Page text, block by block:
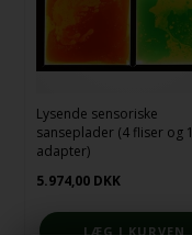
Lysende sensoriske
sanseplader (4 fliser og 1
adapter)
5.974,00 DKK